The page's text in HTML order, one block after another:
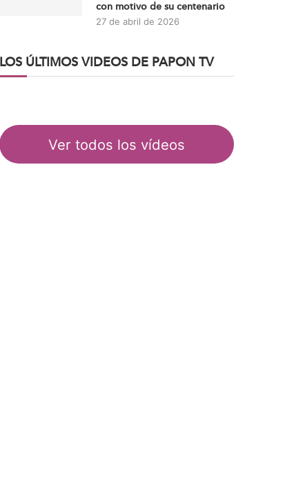
con motivo de su centenario
27 de abril de 2026
LOS ÚLTIMOS VIDEOS DE PAPON TV
Ver todos los vídeos